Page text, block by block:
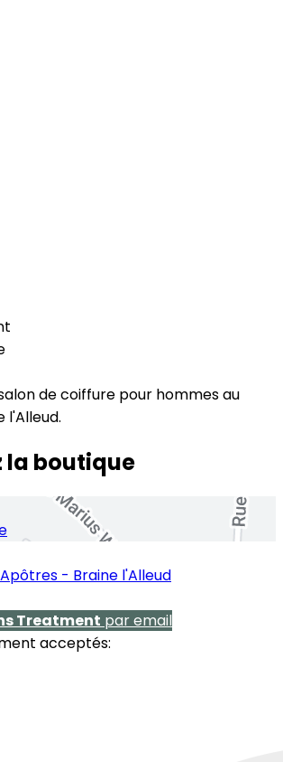
de coiffure pour hommes au
l'Alleud.
la boutique
Apôtres - Braine l'Alleud
Treatment par email
acceptés: